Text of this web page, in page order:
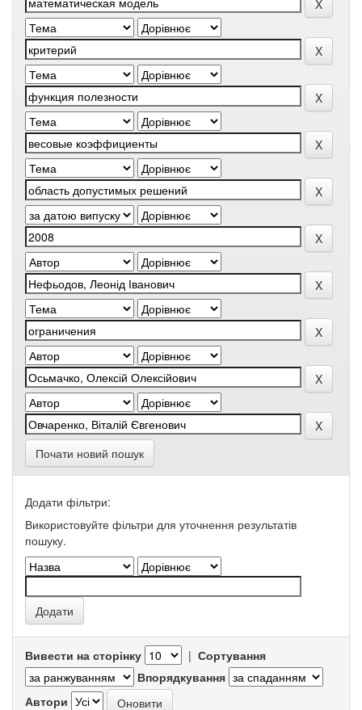
Почати новий пошук
Додати фільтри:
Використовуйте фільтри для уточнення результатів
пошуку.
Вивести на сторінку | Сортування
Впорядкування
Автори